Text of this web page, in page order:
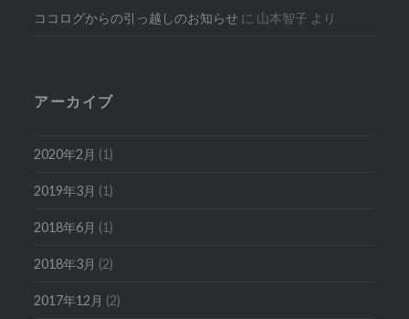
ココログからの引っ越しのお知らせ に 山本智子 より
アーカイブ
2020年2月 (1)
2019年3月 (1)
2018年6月 (1)
2018年3月 (2)
2017年12月 (2)